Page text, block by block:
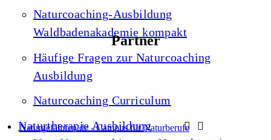
Naturcoaching-Ausbildung
Waldbadenakademie kompakt
Häufige Fragen zur Naturcoaching
Ausbildung
Naturcoaching Curriculum
Naturtherapie Ausbildung
Partner
Naturgefährten.de - Campus für Naturberufe